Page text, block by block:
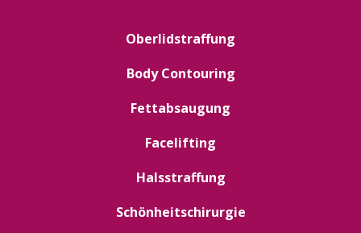
Oberlidstraffung
Body Contouring
Fettabsaugung
Facelifting
Halsstraffung
Schönheitschirurgie